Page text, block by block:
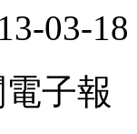
03-
子報